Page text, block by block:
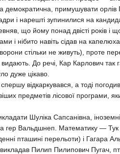
демократична, примушувати
і нарешті зупинилися на
що йому понад двісті років і
і нібито навіть сідав на
стільки не живуть), проте
До речі, Кар Карлович так
дуже цікаво.
відкаркувався, а тоді
предметів лісової програми,
Шуліка Сапсанівна,
гер Вальдшнеп. Математику —
пташині перельоти) і Гагара
Пилип Пилипович Пугач,